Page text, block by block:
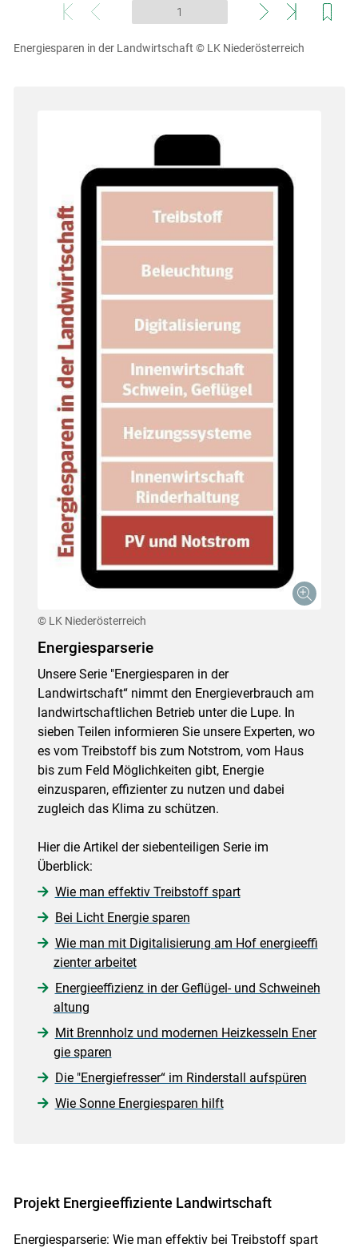
Energiesparen in der Landwirtschaft © LK Niederösterreich
© LK Niederösterreich
Energiesparserie
Unsere Serie "Energiesparen in der
Landwirtschaft“ nimmt den Energieverbrauch am
landwirtschaftlichen Betrieb unter die Lupe. In
sieben Teilen informieren Sie unsere Experten, wo
es vom Treibstoff bis zum Notstrom, vom Haus
bis zum Feld Möglichkeiten gibt, Energie
einzusparen, effizienter zu nutzen und dabei
zugleich das Klima zu schützen.
Hier die Artikel der siebenteiligen Serie im
Überblick:
Wie man effektiv Treibstoff spart
Bei Licht Energie sparen
Wie man mit Digitalisierung am Hof energieeffi
zienter arbeitet
Energieeffizienz in der Geflügel- und Schweineh
altung
Mit Brennholz und modernen Heizkesseln Ener
gie sparen
Die "Energiefresser“ im Rinderstall aufspüren
Wie Sonne Energiesparen hilft
Projekt Energieeffiziente Landwirtschaft
Energiesparserie: Wie man effektiv bei Treibstoff spart